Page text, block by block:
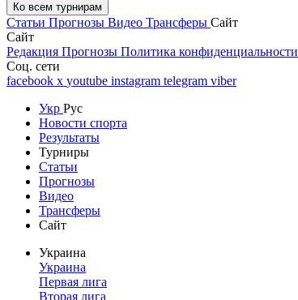
Ко всем турнирам
Статьи Прогнозы Видео Трансферы Сайт
Сайт
Редакция Прогнозы Политика конфиденциальности
Соц. сети
facebook x youtube instagram telegram viber
Укр Рус
Новости спорта
Результаты
Турниры
Статьи
Прогнозы
Видео
Трансферы
Сайт
Украина
Украина
Первая лига
Вторая лига